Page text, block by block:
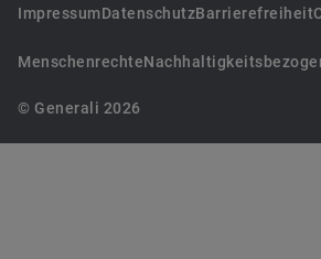
ImpressumDatenschutzBarrierefreiheit
Menschenrechte
© Generali 2026